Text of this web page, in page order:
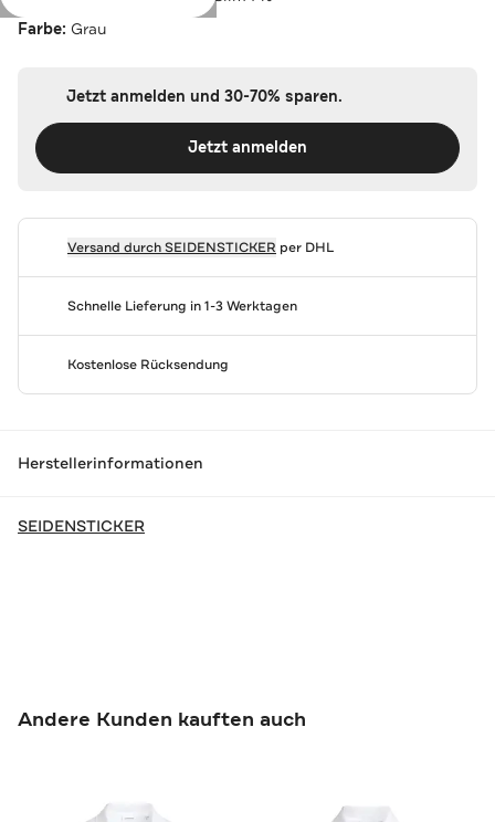
Farbe: Grau
Jetzt anmelden und 30-70% sparen.
Jetzt anmelden
Versand durchSEIDENSTICKER per DHL
Schnelle Lieferung in 1-3 Werktagen
Kostenlose Rücksendung
Herstellerinformationen
SEIDENSTICKER
Andere Kunden kauften auch